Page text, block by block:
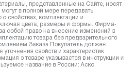
представленные на Сайте, носят
в полной мере передавать
свойствах, комплектации и
цвета, размеры и формы. Фирма-
собой право на внесение изменений в
товара без предварительного
Заказа Покупатель должен
уточнения свойств и характеристик
о товаре указывается в инструкции и
название в России: Аско